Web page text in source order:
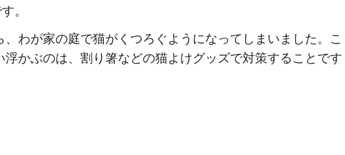
。
わが家の庭で猫がくつろぐようになってしまいました。こ
浮かぶのは、割り箸などの猫よけグッズで対策することです